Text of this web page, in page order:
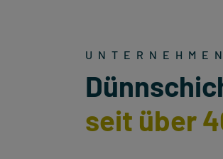
UNTERNEHMEN
seit über